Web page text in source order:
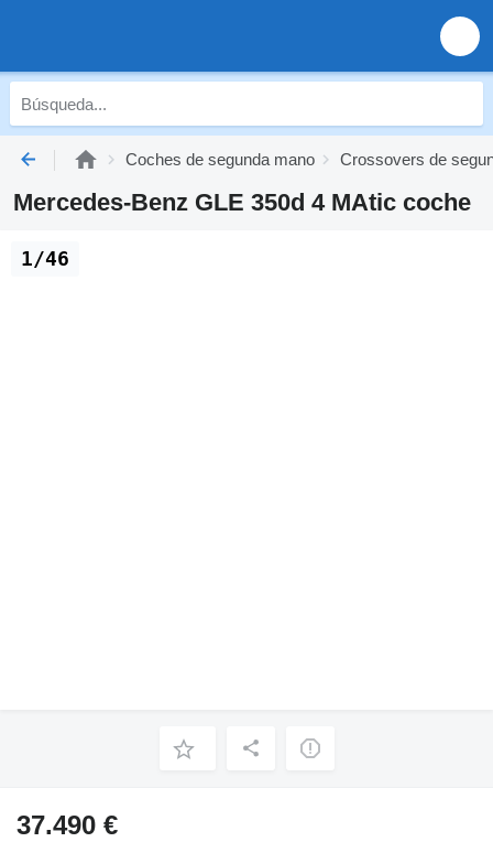
Coches de segunda mano Crossovers de
Mercedes-Benz GLE 350d 4 MAtic coche
1/46
37.490 €